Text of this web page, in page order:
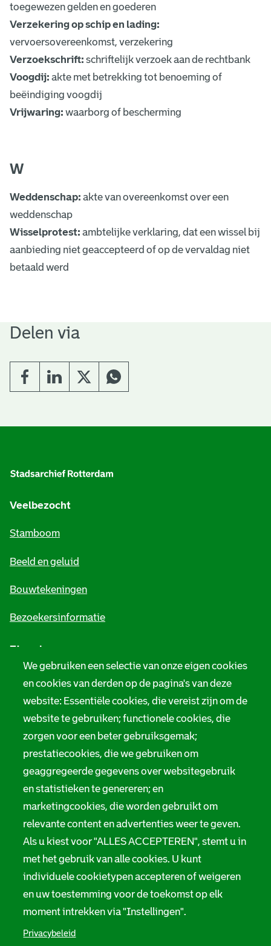
We gebruiken een selectie van onze eigen cookies
en cookies van derden op de pagina's van deze
website: Essentiële cookies, die vereist zijn om de
website te gebruiken; functionele cookies, die
zorgen voor een beter gebruiksgemak;
prestatiecookies, die we gebruiken om
geaggregeerde gegevens over websitegebruik
en statistieken te genereren; en
marketingcookies, die worden gebruikt om
relevante content en advertenties weer te geven.
Als u kiest voor "ALLES ACCEPTEREN", stemt u in
met het gebruik van alle cookies. U kunt
individuele cookietypen accepteren of weigeren
en uw toestemming voor de toekomst op elk
moment intrekken via "Instellingen".
Privacybeleid
toegewezen gelden en goederen
Verzekering op schip en lading:
vervoersovereenkomst, verzekering
Verzoekschrift: schriftelijk verzoek aan de rechtbank
Voogdij: akte met betrekking tot benoeming of
beëindiging voogdij
Vrijwaring: waarborg of bescherming
W
Weddenschap: akte van overeenkomst over een
weddenschap
Wisselprotest: ambtelijke verklaring, dat een wissel bij
aanbieding niet geaccepteerd of op de vervaldag niet
betaald werd
Delen via
m
Veelbezocht
Stamboom
Beeld en geluid
Bouwtekeningen
Bezoekersinformatie
Zie ook
Privacy
Digitale toegankelijkheid
Servicenormen
Melding taalgebruik
Suggesties en opmerkingen
Hofdijk 651, 3032 CG Rotterdam
Postbus 71, 3000 AB Rotterdam
TEL: 010 267 55 55